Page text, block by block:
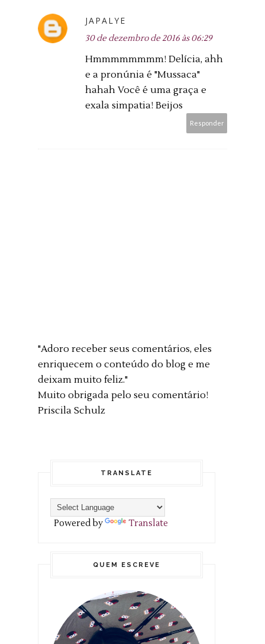
JAPALYE
30 de dezembro de 2016 às 06:29
Hmmmmmmmm! Delícia, ahh
e a pronúnia é "Mussaca"
hahah Você é uma graça e
exala simpatia! Beijos
Responder
"Adoro receber seus comentários, eles
enriquecem o conteúdo do blog e me
deixam muito feliz."
Muito obrigada pelo seu comentário!
Priscila Schulz
TRANSLATE
Powered by Translate
QUEM ESCREVE